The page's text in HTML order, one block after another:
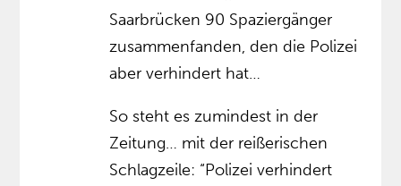
Saarbrücken 90 Spaziergänger
zusammenfanden, den die Polizei
aber verhindert hat…
So steht es zumindest in der
Zeitung… mit der reißerischen
Schlagzeile: “Polizei verhindert